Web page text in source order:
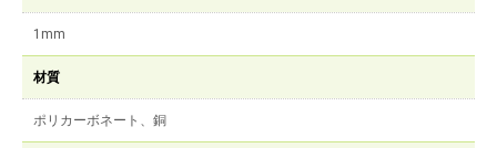
1mm
材質
ポリカーボネート、銅